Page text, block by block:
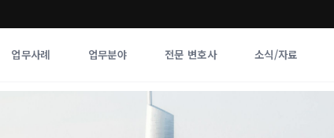
업무사례 업무분야 전문 변호사 소식/자료